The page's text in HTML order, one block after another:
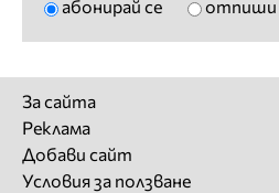
абонирай се отпиши
За сайта
Реклама
Добави сайт
Условия за ползване